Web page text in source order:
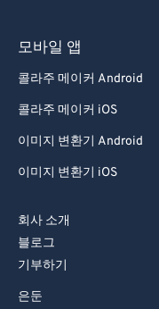
모바일 앱
콜라주 메이커 Android
콜라주 메이커 iOS
이미지 변환기 Android
이미지 변환기 iOS
회사 소개
블로그
기부하기
은둔